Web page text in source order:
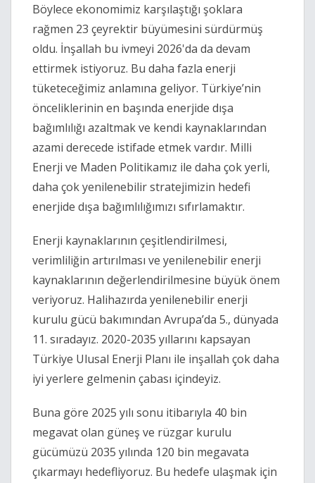
Böylece ekonomimiz karşılaştığı şoklara
rağmen 23 çeyrektir büyümesini sürdürmüş
oldu. İnşallah bu ivmeyi 2026'da da devam
ettirmek istiyoruz. Bu daha fazla enerji
tüketeceğimiz anlamına geliyor. Türkiye’nin
önceliklerinin en başında enerjide dışa
bağımlılığı azaltmak ve kendi kaynaklarından
azami derecede istifade etmek vardır. Milli
Enerji ve Maden Politikamız ile daha çok yerli,
daha çok yenilenebilir stratejimizin hedefi
enerjide dışa bağımlılığımızı sıfırlamaktır.
Enerji kaynaklarının çeşitlendirilmesi,
verimliliğin artırılması ve yenilenebilir enerji
kaynaklarının değerlendirilmesine büyük önem
veriyoruz. Halihazırda yenilenebilir enerji
kurulu gücü bakımından Avrupa’da 5., dünyada
11. sıradayız. 2020-2035 yıllarını kapsayan
Türkiye Ulusal Enerji Planı ile inşallah çok daha
iyi yerlere gelmenin çabası içindeyiz.
Buna göre 2025 yılı sonu itibarıyla 40 bin
megavat olan güneş ve rüzgar kurulu
gücümüzü 2035 yılında 120 bin megavata
çıkarmayı hedefliyoruz. Bu hedefe ulaşmak için